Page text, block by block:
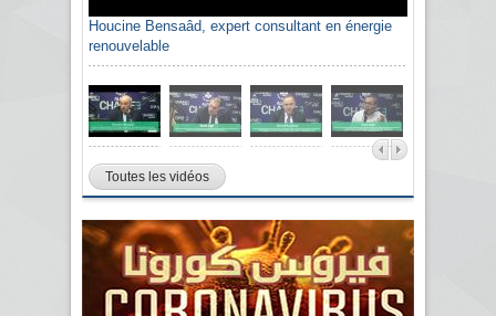
Houcine Bensaâd, expert consultant en énergie
renouvelable
Toutes les vidéos